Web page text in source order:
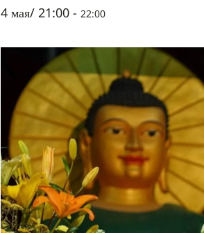
4 мая/ 21:00 - 22:00